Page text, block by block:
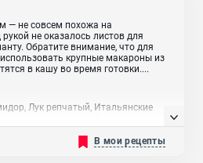
— не совсем похожа на
не оказалось листов для
Обратите внимание, что для
крупные макароны из
в кашу во время готовки....
Лук репчатый, Итальянские
В мои рецепты